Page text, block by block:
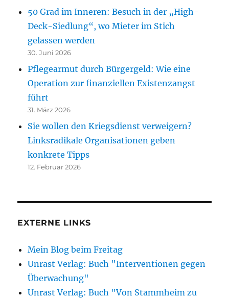
50 Grad im Inneren: Besuch in der „High-
Deck-Siedlung“, wo Mieter im Stich
gelassen werden
30. Juni 2026
Pflegearmut durch Bürgergeld: Wie eine
Operation zur finanziellen Existenzangst
führt
31. März 2026
Sie wollen den Kriegsdienst verweigern?
Linksradikale Organisationen geben
konkrete Tipps
12. Februar 2026
EXTERNE LINKS
Mein Blog beim Freitag
Unrast Verlag: Buch "Interventionen gegen
Überwachung"
Unrast Verlag: Buch "Von Stammheim zu